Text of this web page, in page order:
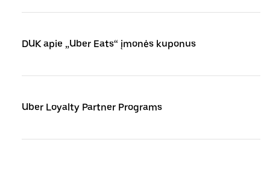
DUK apie „Uber Eats“ įmonės kuponus
Uber Loyalty Partner Programs